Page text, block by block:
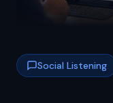
Social Listening